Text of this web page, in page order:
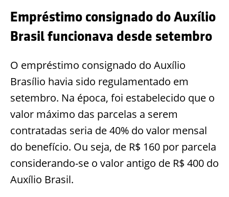
Empréstimo consignado do Auxílio
Brasil funcionava desde setembro
O empréstimo consignado do Auxílio
Brasílio havia sido regulamentado em
setembro. Na época, foi estabelecido que o
valor máximo das parcelas a serem
contratadas seria de 40% do valor mensal
do benefício. Ou seja, de R$ 160 por parcela
considerando-se o valor antigo de R$ 400 do
Auxílio Brasil.